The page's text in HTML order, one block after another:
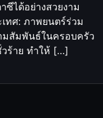
ซีได้อย่างสวยงาม
เทศ: ภาพยนตร์ร่วม
มสัมพันธ์ในครอบครัว
ร้าย ทำให้ […]